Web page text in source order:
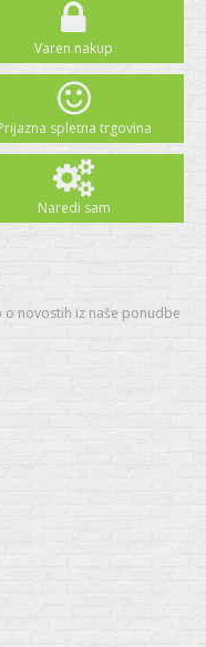
Varen nakup
spletna trgovina
Naredi sam
o novostih iz naše ponudbe